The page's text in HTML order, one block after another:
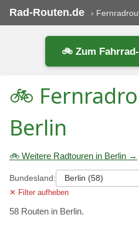
Rad-Routen.de ›
🚲 Zum
🚲
Berlin
🚲 Weitere Radtouren in Berlin →
Bundesland:
✕ Filter aufheben
58 Routen in Berlin.